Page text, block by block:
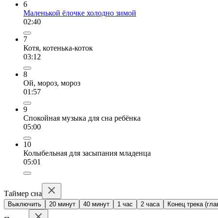
6
Маленькой ёлочке холодно зимой
02:40
7
Котя, котенька-коток
03:12
8
Ой, мороз, мороз
01:57
9
Спокойная музыка для сна ребёнка
05:00
10
Колыбельная для засыпания младенца
05:01
Таймер сна
Выключить 20 минут 40 минут 1 час 2 часа Конец трека